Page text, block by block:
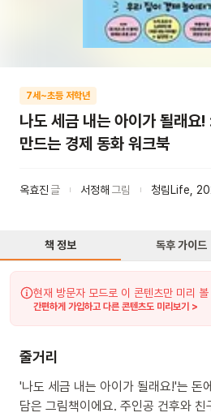
7세~초등 저학년
나도 세금 내는 아이가 될래요
만드는 경제 동화 워크북
옥효진 글 서정해 그림 청림Life
책 정보 독후 가이드
현재 방문자 모드로 이 콘텐츠만 미리
간편하게 가입하고 다른 콘텐츠도 미리보기 >
줄거리
'나도 세금 내는 아이가 될래요!'는 돈
담은 그림책이에요. 주인공 건후와 친